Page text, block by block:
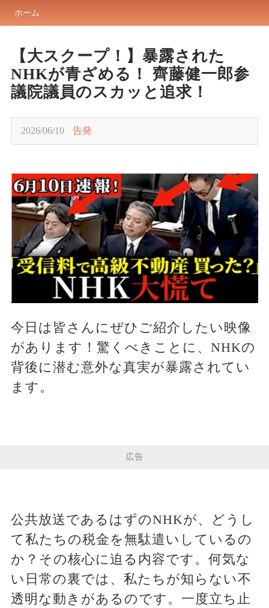
ホーム
【大スクープ！】暴露された
NHKが青ざめる！ 齊藤健一郎参
議院議員のスカッと追求！
2026/06/10 告発
今日は皆さんにぜひご紹介したい映像
があります！驚くべきことに、NHKの
背後に潜む意外な真実が暴露されてい
ます。
広告
公共放送であるはずのNHKが、どうし
て私たちの税金を無駄遣いしているの
か？その核心に迫る内容です。何気な
い日常の裏では、私たちが知らない不
透明な動きがあるのです。一度立ち止